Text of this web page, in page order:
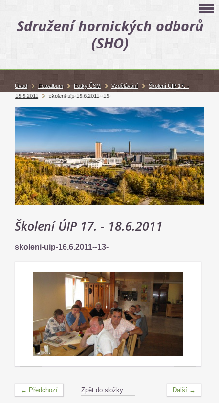
Sdružení hornických odborů
(SHO)
Školení ÚIP 17. - 18.6.2011
skoleni-uip-16.6.2011--13-
← Předchozí Další →
Zpět do složky
Úvod Fotoalbum Fotky ČSM Vzdělávání
Školení ÚIP 17. -
18.6.2011
skoleni-uip-16.6.2011--13-